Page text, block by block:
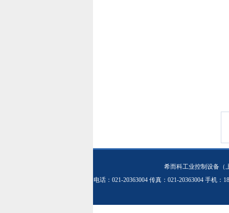
希而科工业控制设备（
电话：021-20363004 传真：021-20363004 手机：